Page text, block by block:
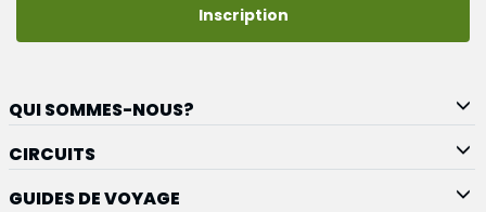
Inscription
QUI SOMMES-NOUS?
CIRCUITS
GUIDES DE VOYAGE